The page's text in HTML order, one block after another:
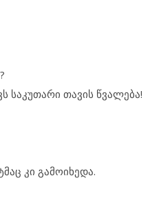
საკუთარი თავის წვალება!
კი გამოიხედა.